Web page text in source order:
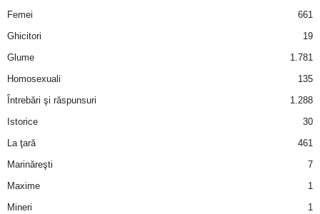
Femei
661
Ghicitori
19
Glume
1.781
Homosexuali
135
Întrebări şi răspunsuri
1.288
Istorice
30
La ţară
461
Marinăreşti
7
Maxime
1
Mineri
1